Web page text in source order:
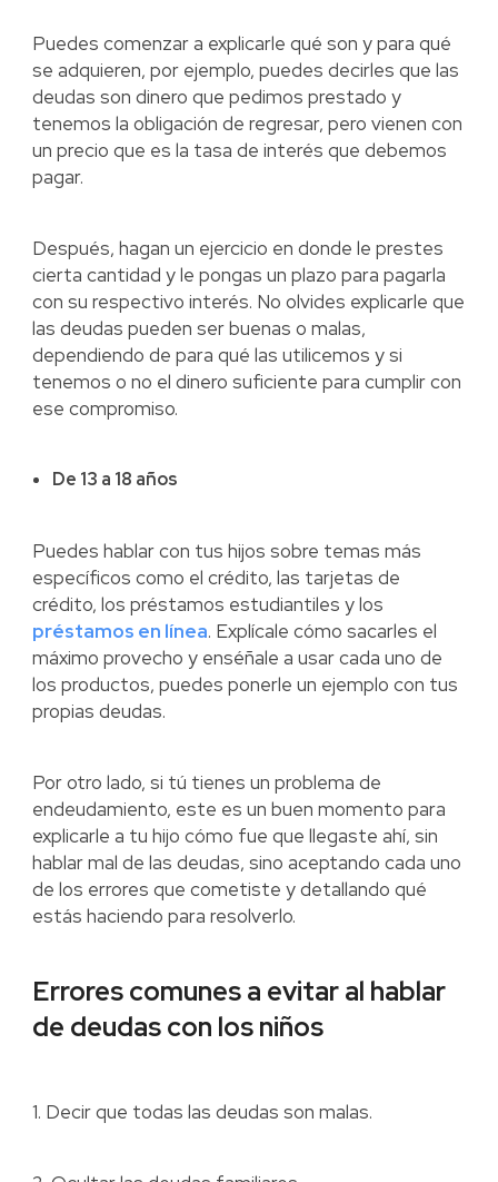
Puedes comenzar a explicarle qué son y para qué
se adquieren, por ejemplo, puedes decirles que las
deudas son dinero que pedimos prestado y
tenemos la obligación de regresar, pero vienen con
un precio que es la tasa de interés que debemos
pagar.
Después, hagan un ejercicio en donde le prestes
cierta cantidad y le pongas un plazo para pagarla
con su respectivo interés. No olvides explicarle que
las deudas pueden ser buenas o malas,
dependiendo de para qué las utilicemos y si
tenemos o no el dinero suficiente para cumplir con
ese compromiso.
De 13 a 18 años
Puedes hablar con tus hijos sobre temas más
específicos como el crédito, las tarjetas de
crédito, los préstamos estudiantiles y los
préstamos en línea. Explícale cómo sacarles el
máximo provecho y enséñale a usar cada uno de
los productos, puedes ponerle un ejemplo con tus
propias deudas.
Por otro lado, si tú tienes un problema de
endeudamiento, este es un buen momento para
explicarle a tu hijo cómo fue que llegaste ahí, sin
hablar mal de las deudas, sino aceptando cada uno
de los errores que cometiste y detallando qué
estás haciendo para resolverlo.
Errores comunes a evitar al hablar
de deudas con los niños
1. Decir que todas las deudas son malas.